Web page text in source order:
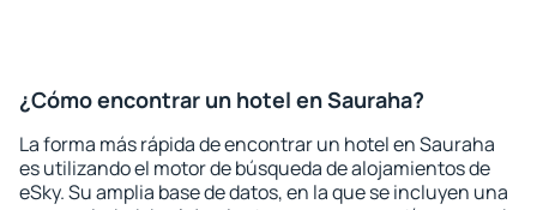
¿Cómo encontrar un hotel en Sauraha?
La forma más rápida de encontrar un hotel en Sauraha
es utilizando el motor de búsqueda de alojamientos de
eSky. Su amplia base de datos, en la que se incluyen una